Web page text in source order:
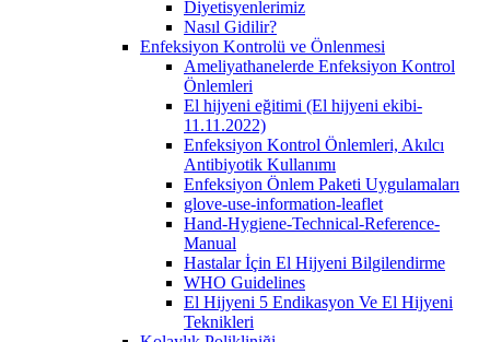
Diyetisyenlerimiz
Nasıl Gidilir?
Enfeksiyon Kontrolü ve Önlenmesi
Ameliyathanelerde Enfeksiyon Kontrol
Önlemleri
El hijyeni eğitimi (El hijyeni ekibi-
11.11.2022)
Enfeksiyon Kontrol Önlemleri, Akılcı
Antibiyotik Kullanımı
Enfeksiyon Önlem Paketi Uygulamaları
glove-use-information-leaflet
Hand-Hygiene-Technical-Reference-
Manual
Hastalar İçin El Hijyeni Bilgilendirme
WHO Guidelines
El Hijyeni 5 Endikasyon Ve El Hijyeni
Teknikleri